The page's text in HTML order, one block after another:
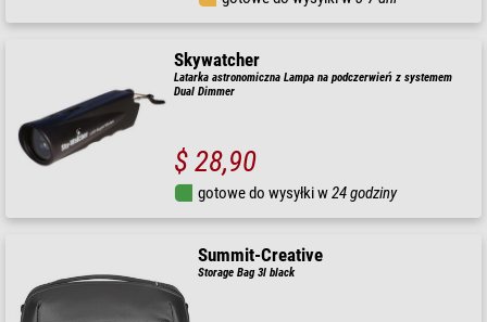
Skywatcher
Latarka astronomiczna Lampa na podczerwień z systemem
Dual Dimmer
$ 28,90
gotowe do wysyłki w24 godziny
Summit-Creative
Storage Bag 3l black